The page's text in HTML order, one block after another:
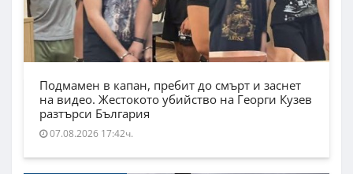
Подмамен в капан, пребит до смърт и заснет
на видео. Жестокото убийство на Георги Кузев
разтърси България
07.08.2026 17:42ч.